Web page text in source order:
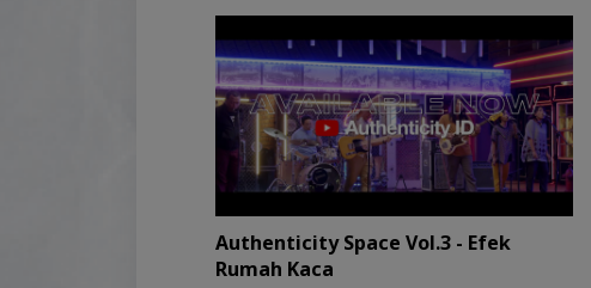
Authenticity Space Vol.3 - Efek
Rumah Kaca